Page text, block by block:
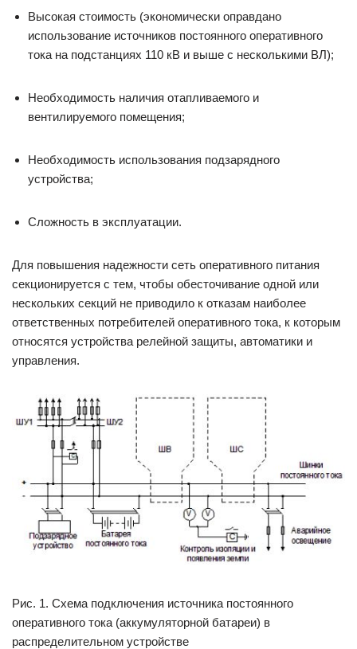
Высокая стоимость (экономически оправдано
использование источников постоянного оперативного
тока на подстанциях 110 кВ и выше с несколькими ВЛ);
Необходимость наличия отапливаемого и
вентилируемого помещения;
Необходимость использования подзарядного
устройства;
Сложность в эксплуатации.
Для повышения надежности сеть оперативного питания
секционируется с тем, чтобы обесточивание одной или
нескольких секций не приводило к отказам наиболее
ответственных потребителей оперативного тока, к которым
относятся устройства релейной защиты, автоматики и
управления.
Рис. 1. Схема подключения источника постоянного
оперативного тока (аккумуляторной батареи) в
распределительном устройстве